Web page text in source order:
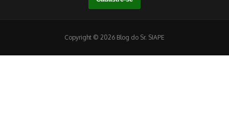
Copyright © 2026 Blog do Sr. SIAPE